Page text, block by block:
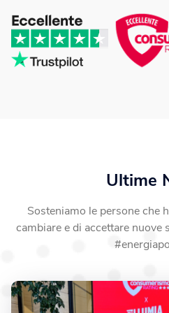
Ultime
Sosteniamo le persone che
cambiare e di accettare nuove